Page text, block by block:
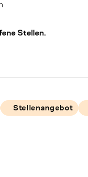
Stellen.
Stellenangebot